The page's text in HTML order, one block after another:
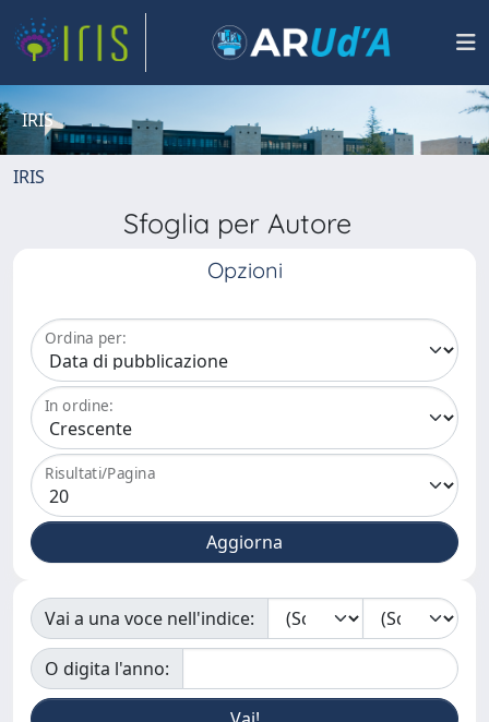
IRIS
IRIS
Sfoglia per Autore
Opzioni
Ordina per:
In ordine:
Risultati/Pagina
Vai a una voce nell'indice:
O digita l'anno: